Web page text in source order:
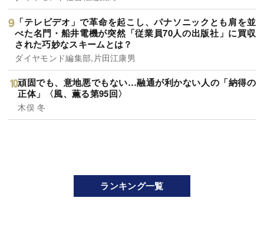
「テレビデオ」で革命を起こし、パナソニックとも肩を並
べた名門・船井電機が突然「従業員70人の出版社」に買収
された巧妙なスキームとは？
ダイヤモンド編集部,片田江康男
頑固でも、意地悪でもない…融通が利かない人の「納得の
正体」〈風、薫る第95回〉
木俣 冬
ランキング一覧